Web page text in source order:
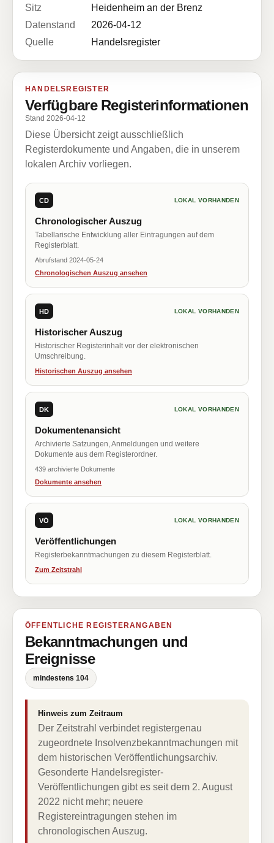
Sitz
Heidenheim an der Brenz
Datenstand
2026-04-12
Quelle
Handelsregister
HANDELSREGISTER
Verfügbare Registerinformationen
Stand 2026-04-12
Diese Übersicht zeigt ausschließlich
Registerdokumente und Angaben, die in unserem
lokalen Archiv vorliegen.
CD LOKAL VORHANDEN
Chronologischer Auszug
Tabellarische Entwicklung aller Eintragungen auf dem
Registerblatt.
Abrufstand 2024-05-24
Chronologischen Auszug ansehen
HD LOKAL VORHANDEN
Historischer Auszug
Historischer Registerinhalt vor der elektronischen
Umschreibung.
Historischen Auszug ansehen
DK LOKAL VORHANDEN
Dokumentenansicht
Archivierte Satzungen, Anmeldungen und weitere
Dokumente aus dem Registerordner.
439 archivierte Dokumente
Dokumente ansehen
VÖ LOKAL VORHANDEN
Veröffentlichungen
Registerbekanntmachungen zu diesem Registerblatt.
Zum Zeitstrahl
ÖFFENTLICHE REGISTERANGABEN
Bekanntmachungen und
Ereignisse
mindestens 104
Hinweis zum Zeitraum
Der Zeitstrahl verbindet registergenau
zugeordnete Insolvenzbekanntmachungen mit
dem historischen Veröffentlichungsarchiv.
Gesonderte Handelsregister-
Veröffentlichungen gibt es seit dem 2. August
2022 nicht mehr; neuere
Registereintragungen stehen im
chronologischen Auszug.